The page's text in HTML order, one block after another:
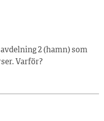
2 (hamn) som
Varför?